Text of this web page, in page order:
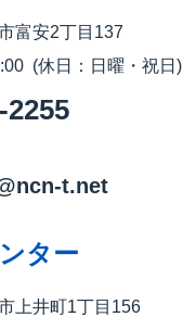
富安2丁目137
(休日：日曜・祝日)
2255
t.net
ター
上井町1丁目156